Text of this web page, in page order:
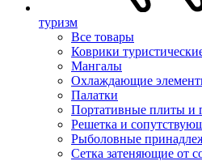
туризм
Все товары
Коврики
Мангалы
Охлаждающие
Палатки
Портативные плиты и
Решетка и
Рыболовные
Сетка затеняющие от